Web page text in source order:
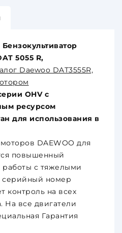
5055 R,
Daewoo DAT3555R,
OHV с
ресурсом
для использования в
DAEWOO для
повышенный
с тяжелыми
серийный номер
контроль на всех
На все двигатели
Гарантия